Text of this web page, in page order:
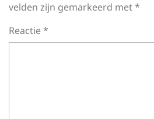
velden zijn gemarkeerd met*
Reactie*